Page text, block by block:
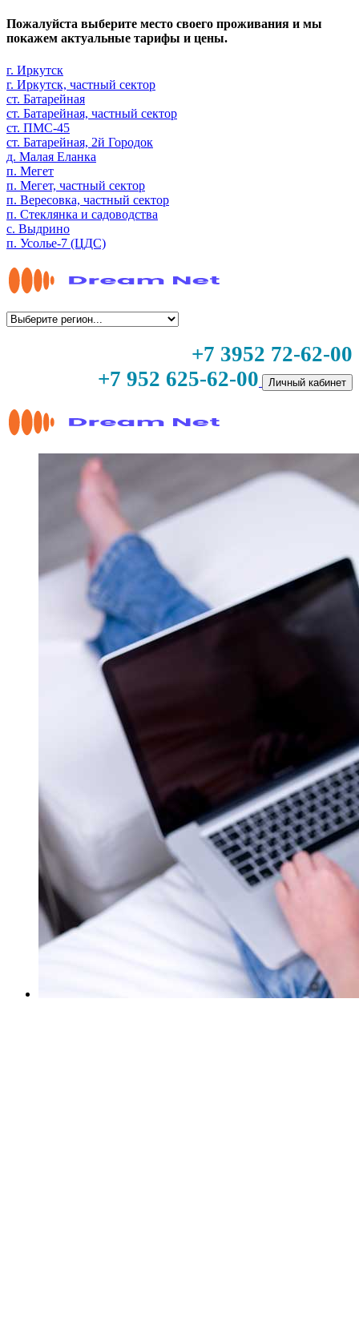
Пожалуйста выберите место своего проживания и мы
покажем актуальные тарифы и цены.
г. Иркутск
г. Иркутск, частный сектор
ст. Батарейная
ст. Батарейная, частный сектор
ст. ПМС-45
ст. Батарейная, 2й Городок
д. Малая Еланка
п. Мегет
п. Мегет, частный сектор
п. Вересовка, частный сектор
п. Стеклянка и садоводства
с. Выдрино
п. Усолье-7 (ЦДС)
+7 3952 72-62-00
+7 952 625-62-00
Личный кабинет